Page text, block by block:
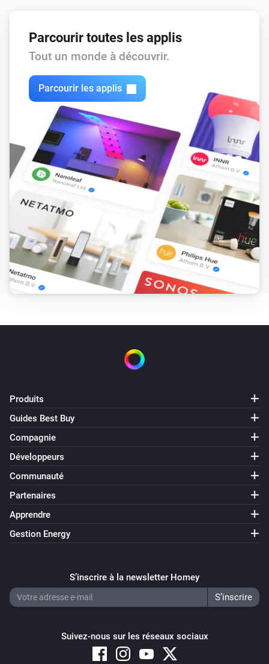
Parcourir toutes les applis
Tout un monde à découvrir.
Parcourir les applis
Produits
Guides Best Buy
Compagnie
Développeurs
Communauté
Partenaires
Apprendre
Gestion Energy
S’inscrire à la newsletter Homey
Suivez-nous sur les réseaux sociaux